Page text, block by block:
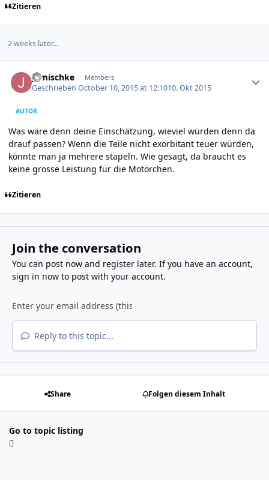
Zitieren
2 weeks later...
jgmischke Members
GeschriebenOctober 10, 2015 at 12:1010. Okt 2015
AUTOR
Was wäre denn deine Einschätzung, wieviel würden denn da
drauf passen? Wenn die Teile nicht exorbitant teuer würden,
könnte man ja mehrere stapeln. Wie gesagt, da braucht es
keine grosse Leistung für die Motörchen.
Zitieren
Join the conversation
You can post now and register later. If you have an account,
sign in nowto post with your account.
Reply to this topic...
Share Folgen diesem Inhalt
Go to topic listing